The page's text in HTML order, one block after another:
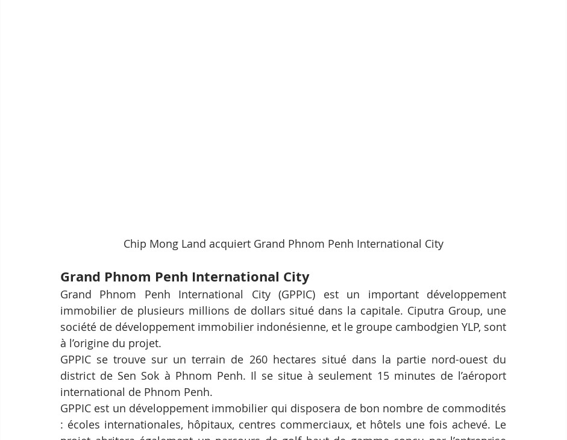
Chip Mong Land acquiert Grand Phnom Penh International City
Grand Phnom Penh International City
Grand Phnom Penh International City (GPPIC) est un important développement
immobilier de plusieurs millions de dollars situé dans la capitale. Ciputra Group, une
société de développement immobilier indonésienne, et le groupe cambodgien YLP, sont
à l’origine du projet.
GPPIC se trouve sur un terrain de 260 hectares situé dans la partie nord-ouest du
district de Sen Sok à Phnom Penh. Il se situe à seulement 15 minutes de l’aéroport
international de Phnom Penh.
GPPIC est un développement immobilier qui disposera de bon nombre de commodités
: écoles internationales, hôpitaux, centres commerciaux, et hôtels une fois achevé. Le